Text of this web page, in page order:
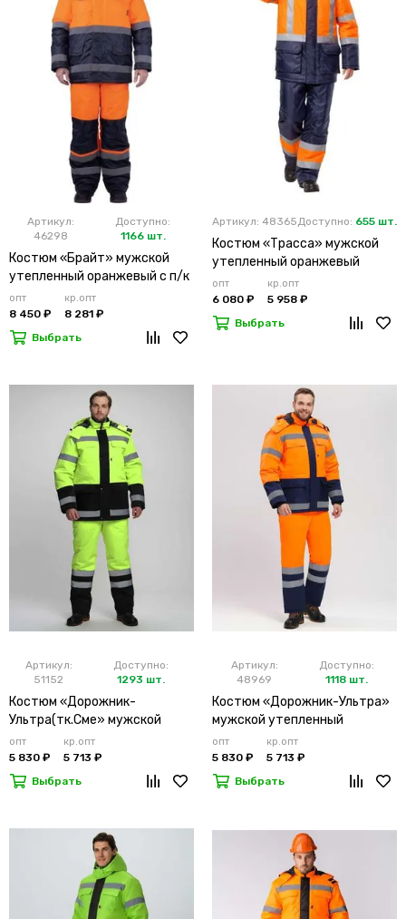
Артикул:
46298
Доступно:
1166 шт.
Костюм «Брайт» мужской
утепленный оранжевый с п/к
опт
8 450 ₽
кр.опт
8 281 ₽
Выбрать
Артикул: 48365Доступно: 655 шт.
Костюм «Трасса» мужской
утепленный оранжевый
опт
6 080 ₽
кр.опт
5 958 ₽
Выбрать
Артикул:
51152
Доступно:
1293 шт.
Костюм «Дорожник-
Ультра(тк.Сме» мужской
утепленный лимонный
опт
5 830 ₽
кр.опт
5 713 ₽
Выбрать
Артикул:
48969
Доступно:
1118 шт.
Костюм «Дорожник-Ультра»
мужской утепленный
оранжевый
опт
5 830 ₽
кр.опт
5 713 ₽
Выбрать